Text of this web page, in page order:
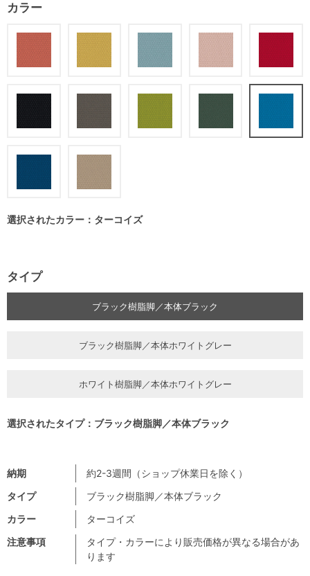
注意事項
タイプ・カラーにより販売価格が異なる場合があ
ります
納期
約2-3週間（ショップ休業日を除く）
タイプ
ブラック樹脂脚／本体ブラック
カラー
ターコイズ
カラー
選択されたカラー：ターコイズ
タイプ
ブラック樹脂脚／本体ブラック
ブラック樹脂脚／本体ホワイトグレー
ホワイト樹脂脚／本体ホワイトグレー
選択されたタイプ：ブラック樹脂脚／本体ブラック